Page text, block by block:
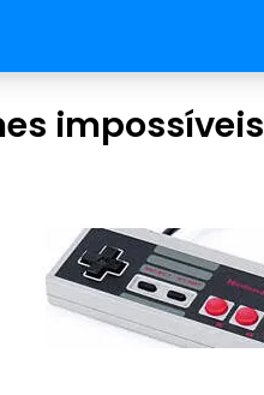
impossíveis